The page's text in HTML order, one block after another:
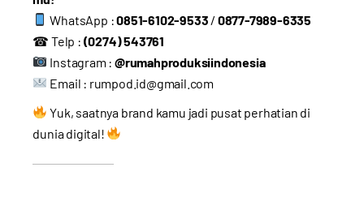
WhatsApp :0851-6102-9533 / 0877-7989-6335
☎ Telp : (0274) 543761
Instagram : @rumahproduksiindonesia
Email : rumpod.id@gmail.com
Yuk, saatnya brand kamu jadi pusat perhatian di
dunia digital!